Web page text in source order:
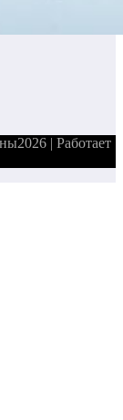
| Работает